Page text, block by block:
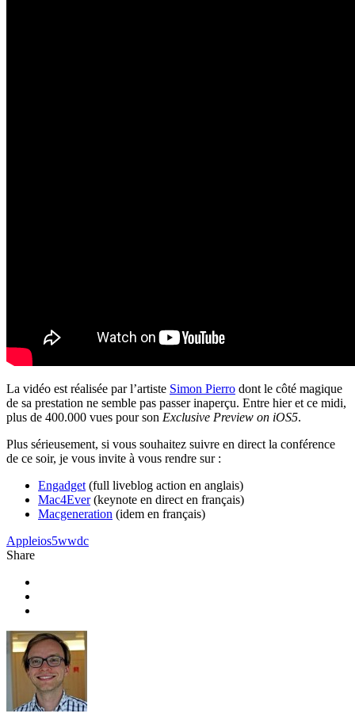
La vidéo est réalisée par l’artiste Simon Pierro dont le côté magique
de sa prestation ne semble pas passer inaperçu. Entre hier et ce midi,
plus de 400.000 vues pour son Exclusive Preview on iOS5.
Plus sérieusement, si vous souhaitez suivre en direct la conférence
de ce soir, je vous invite à vous rendre sur :
Engadget (full liveblog action en anglais)
Mac4Ever(keynote en direct en français)
Macgeneration (idem en français)
Appleios5wwdc
Share